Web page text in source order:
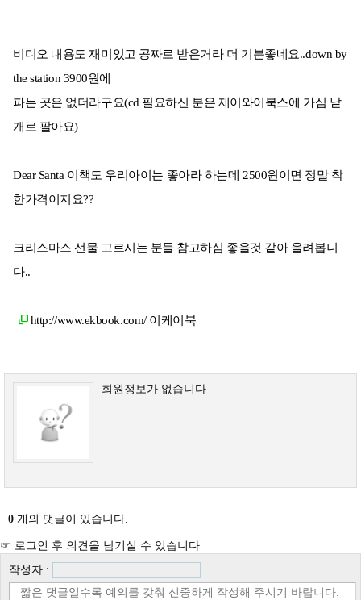
비디오 내용도 재미있고 공짜로 받은거라 더 기분좋네요..down by
the station 3900원에
파는 곳은 없더라구요(cd 필요하신 분은 제이와이북스에 가심 낱
개로 팔아요)
Dear Santa 이책도 우리아이는 좋아라 하는데 2500원이면 정말 착
한가격이지요??
크리스마스 선물 고르시는 분들 참고하심 좋을것 같아 올려봅니
다..
http://www.ekbook.com/이케이북
회원정보가 없습니다
0 개의 댓글이 있습니다.
☞ 로그인 후 의견을 남기실 수 있습니다
작성자 :